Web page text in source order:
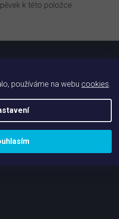
používáme na webu cookies
k této položce.